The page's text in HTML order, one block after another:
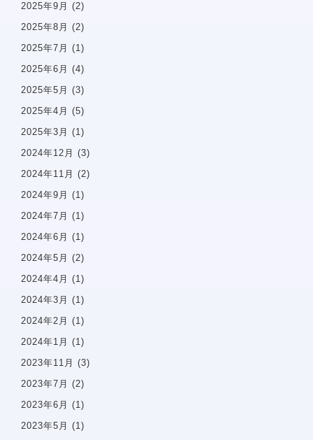
2025年9月 (2)
2025年8月 (2)
2025年7月 (1)
2025年6月 (4)
2025年5月 (3)
2025年4月 (5)
2025年3月 (1)
2024年12月 (3)
2024年11月 (2)
2024年9月 (1)
2024年7月 (1)
2024年6月 (1)
2024年5月 (2)
2024年4月 (1)
2024年3月 (1)
2024年2月 (1)
2024年1月 (1)
2023年11月 (3)
2023年7月 (2)
2023年6月 (1)
2023年5月 (1)